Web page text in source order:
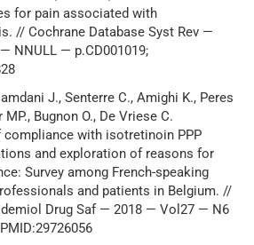
for pain associated with
// Cochrane Database Syst Rev —
NNULL — p.CD001019;
J., Senterre C., Amighi K., Peres
MP., Bugnon O., De Vriese C.
compliance with isotretinoin PPP
and exploration of reasons for
Survey among French-speaking
and patients in Belgium. //
Drug Saf — 2018 — Vol27 — N6